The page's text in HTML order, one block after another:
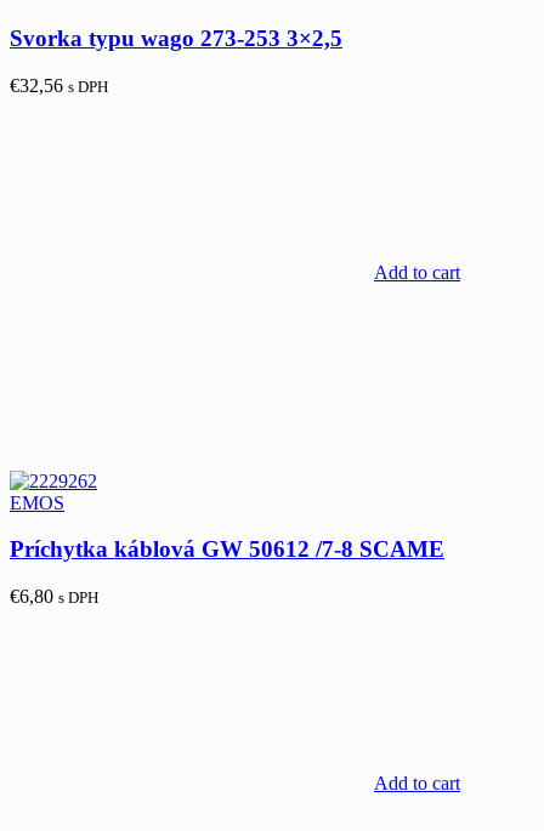
Svorka typu wago 273-253 3×2,5
€32,56 s DPH
Add to cart
EMOS
Príchytka káblová GW 50612 /7-8 SCAME
€6,80 s DPH
Add to cart